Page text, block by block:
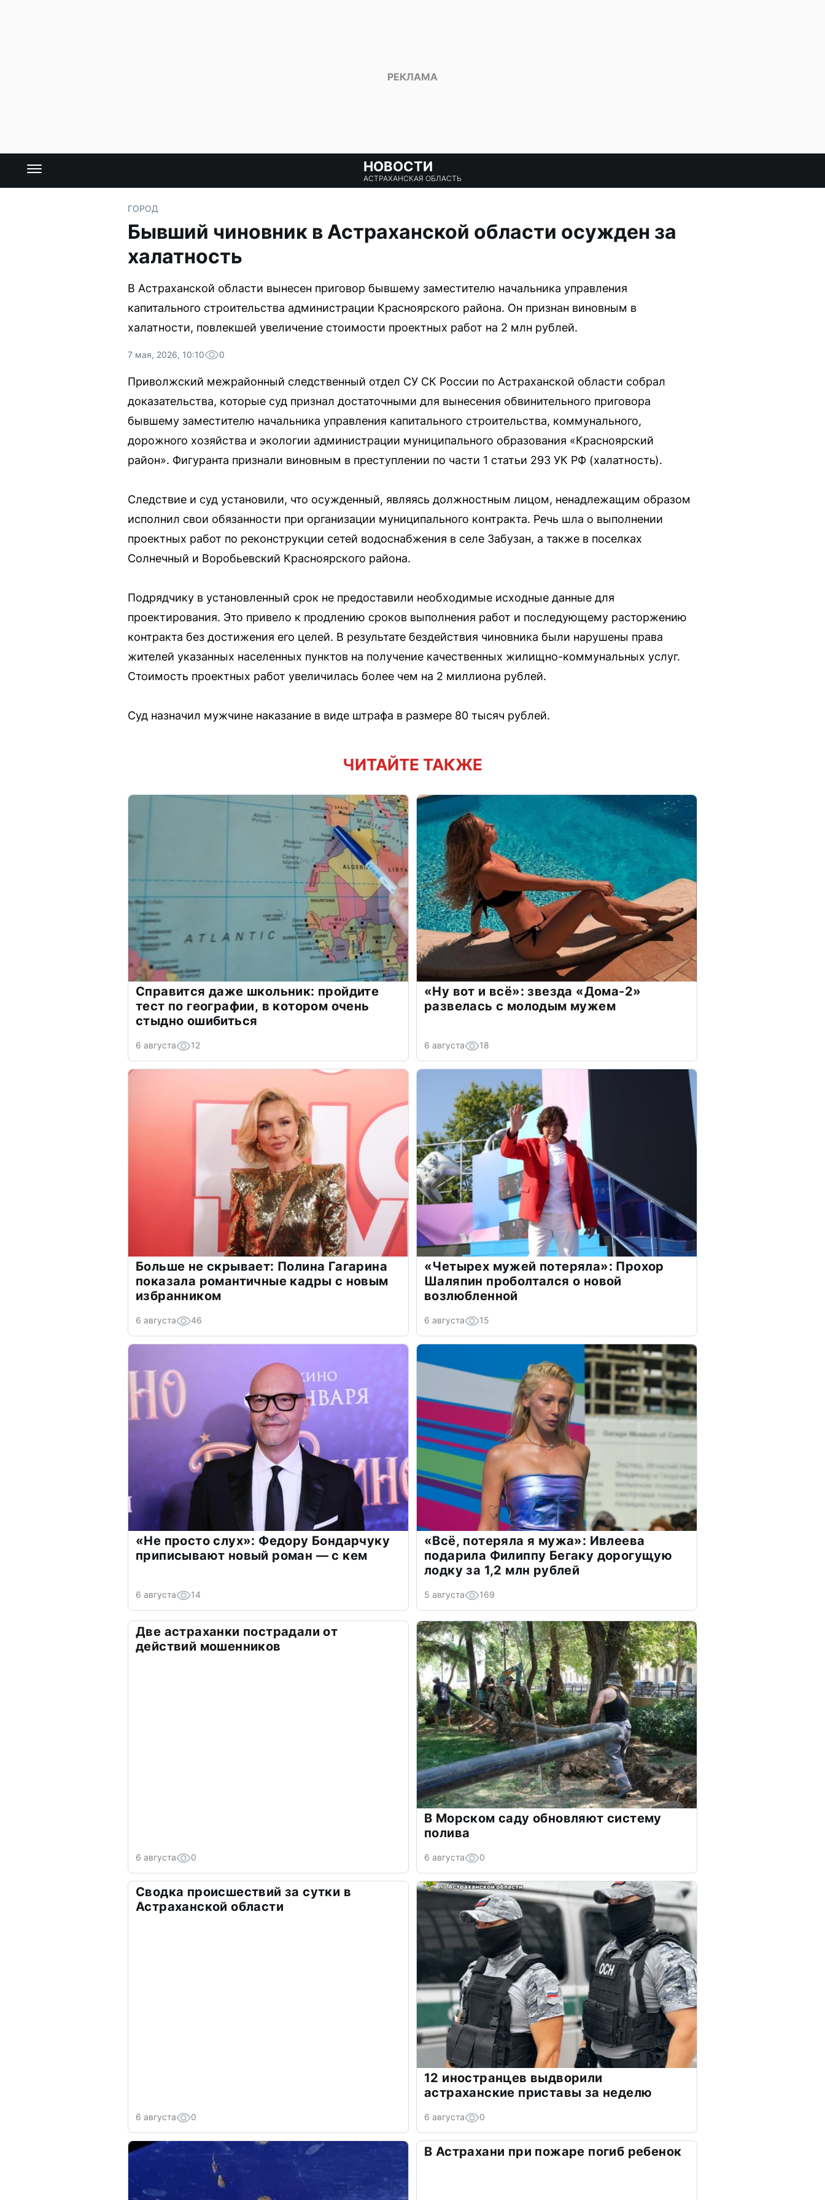
НОВОСТИ
АСТРАХАНСКАЯ ОБЛАСТЬ
ГОРОД
Бывший чиновник в Астраханской области осужден за
халатность
В Астраханской области вынесен приговор бывшему заместителю начальника управления
капитального строительства администрации Красноярского района. Он признан виновным в
халатности, повлекшей увеличение стоимости проектных работ на 2 млн рублей.
7 мая, 2026, 10:10 0
Приволжский межрайонный следственный отдел СУ СК России по Астраханской области собрал
доказательства, которые суд признал достаточными для вынесения обвинительного приговора
бывшему заместителю начальника управления капитального строительства, коммунального,
дорожного хозяйства и экологии администрации муниципального образования «Красноярский
район». Фигуранта признали виновным в преступлении по части 1 статьи 293 УК РФ (халатность).
Следствие и суд установили, что осужденный, являясь должностным лицом, ненадлежащим образом
исполнил свои обязанности при организации муниципального контракта. Речь шла о выполнении
проектных работ по реконструкции сетей водоснабжения в селе Забузан, а также в поселках
Солнечный и Воробьевский Красноярского района.
Подрядчику в установленный срок не предоставили необходимые исходные данные для
проектирования. Это привело к продлению сроков выполнения работ и последующему расторжению
контракта без достижения его целей. В результате бездействия чиновника были нарушены права
жителей указанных населенных пунктов на получение качественных жилищно-коммунальных услуг.
Стоимость проектных работ увеличилась более чем на 2 миллиона рублей.
Суд назначил мужчине наказание в виде штрафа в размере 80 тысяч рублей.
ЧИТАЙТЕ ТАКЖЕ
Справится даже школьник: пройдите
тест по географии, в котором очень
стыдно ошибиться
6 августа 12
«Ну вот и всё»: звезда «Дома-2»
развелась с молодым мужем
6 августа 18
Больше не скрывает: Полина Гагарина
показала романтичные кадры с новым
избранником
6 августа 46
«Четырех мужей потеряла»: Прохор
Шаляпин проболтался о новой
возлюбленной
6 августа 15
«Не просто слух»: Федору Бондарчуку
приписывают новый роман — с кем
6 августа 14
«Всё, потеряла я мужа»: Ивлеева
подарила Филиппу Бегаку дорогущую
лодку за 1,2 млн рублей
5 августа 169
Две астраханки пострадали от
действий мошенников
6 августа 0
В Морском саду обновляют систему
полива
6 августа 0
Сводка происшествий за сутки в
Астраханской области
6 августа 0
12 иностранцев выдворили
астраханские приставы за неделю
6 августа 0
В Астрахани при пожаре погиб ребенок